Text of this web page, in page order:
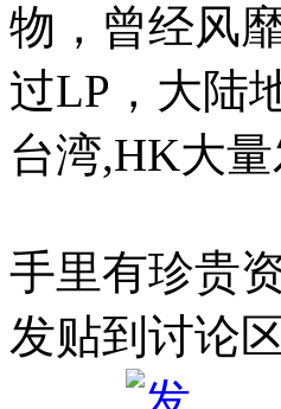
物，曾经风
过LP，大陆
台湾,HK大量
手里有珍贵
发贴到讨论